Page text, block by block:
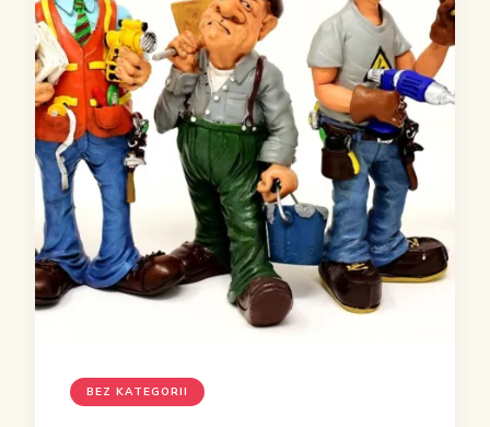
BEZ KATEGORII